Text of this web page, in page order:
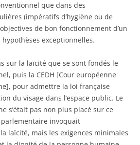
que dans des
(impératifs d’hygiène ou de
de bon fonctionnement d’un
exceptionnelles.
sur la laïcité que se sont fondés le
puis la CEDH [Cour européenne
pour admettre la loi française
du visage dans l’espace public. Le
s’était pas non plus placé sur ce
invoquait
laïcité, mais les exigences minimales